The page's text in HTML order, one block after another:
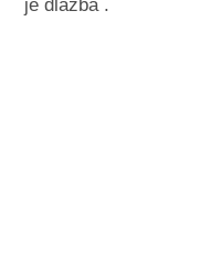
je dlažba .